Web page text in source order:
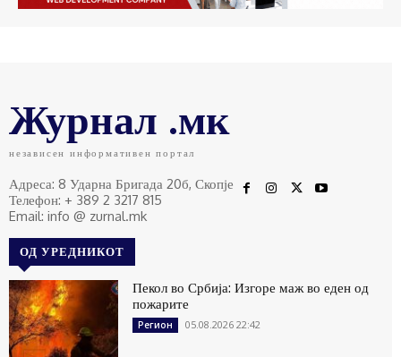
Журнал .мк
независен информативен портал
Адреса: 8 Ударна Бригада 20б, Скопје
Телефон: + 389 2 3217 815
Email: info @ zurnal.mk
ОД УРЕДНИКОТ
Пекол во Србија: Изгоре маж во еден од
пожарите
Регион 05.08.2026 22:42